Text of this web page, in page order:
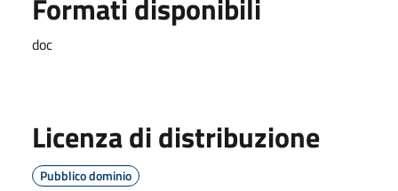
Formati disponibili
doc
Licenza di distribuzione
Pubblico dominio